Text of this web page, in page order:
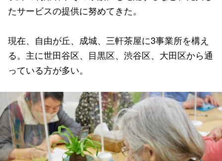
たサービスの提供に努めてきた。
現在、自由が丘、成城、三軒茶屋に3事業所を構え
る。主に世田谷区、目黒区、渋谷区、大田区から通
っている方が多い。